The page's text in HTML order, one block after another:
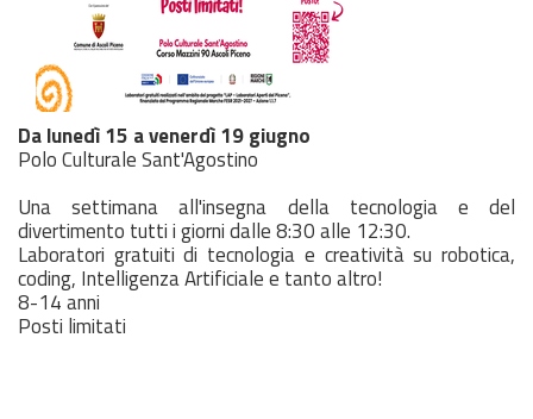
Da lunedì 15 a venerdì 19 giugno
Polo Culturale Sant'Agostino
Una settimana all'insegna della tecnologia e del
divertimento tutti i giorni dalle 8:30 alle 12:30.
Laboratori gratuiti di tecnologia e creatività su robotica,
coding, Intelligenza Artificiale e tanto altro!
8-14 anni
Posti limitati